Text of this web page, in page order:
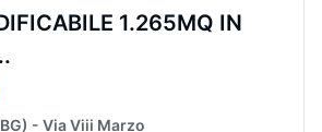
1.265MQ IN
- Via Viii Marzo